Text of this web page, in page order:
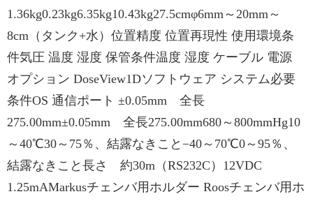
1.36kg0.23kg6.35kg10.43kg27.5cmφ6mm～20mm～
8cm（タンク+水）位置精度 位置再現性 使用環境条
件気圧 温度 湿度 保管条件温度 湿度 ケーブル 電源
オプション DoseView1Dソフトウェア システム必要
条件OS 通信ポート ±0.05mm 全長
275.00mm±0.05mm 全長275.00mm680～800mmHg10
～40℃30～75％、結露なきこと−40～70℃0～95％、
結露なきこと長さ 約30m（RS232C）12VDC
1.25mAMarkusチェンバ用ホルダー Roosチェンバ用ホ